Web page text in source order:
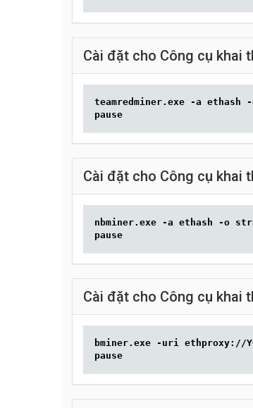
Cài đặt cho Công cụ khai
teamredminer.exe -a ethash -o
pause
Cài đặt cho Công cụ khai
nbminer.exe -a ethash -o
pause
Cài đặt cho Công cụ khai
bminer.exe -uri ethproxy://
pause